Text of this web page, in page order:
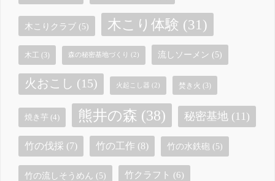
木こりクラブ (5) 木こり体験 (31)
木工 (3) 森の秘密基地づくり (2) 流しソーメン (5)
火おこし (15) 火起こし器 (2) 焚き火 (3)
焼き芋 (4) 熊井の森 (38) 秘密基地 (11)
竹の伐採 (7) 竹の工作 (8) 竹の水鉄砲 (5)
竹の流しそうめん (5) 竹クラフト (6)